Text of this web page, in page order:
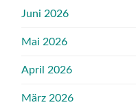
Juni 2026
Mai 2026
April 2026
März 2026